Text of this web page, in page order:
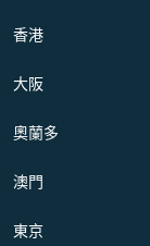
香港
大阪
奧蘭多
澳門
東京